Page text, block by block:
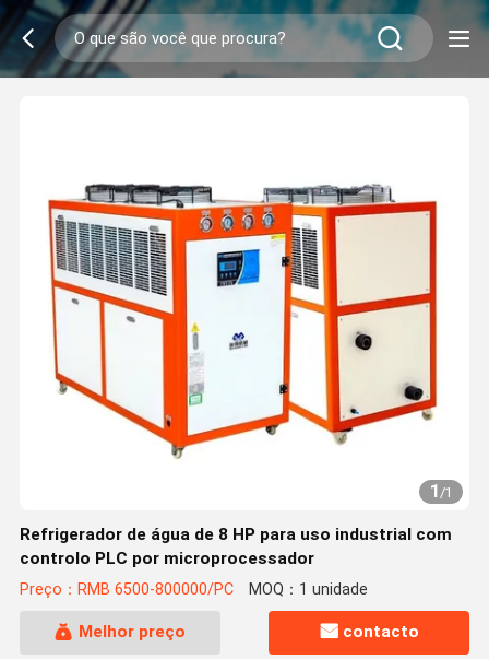
1/1
Refrigerador de água de 8 HP para uso industrial com
controlo PLC por microprocessador
Preço：RMB 6500-800000/PC MOQ：1 unidade
Melhor preço contacto